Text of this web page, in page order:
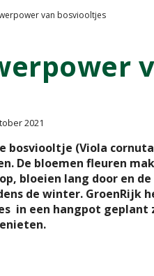
van bosviooltjes
2021
bosviooltje (Viola
De bloemen fleuren
bloeien lang door en
de winter. GroenRijk
in een hangpot geplant
.